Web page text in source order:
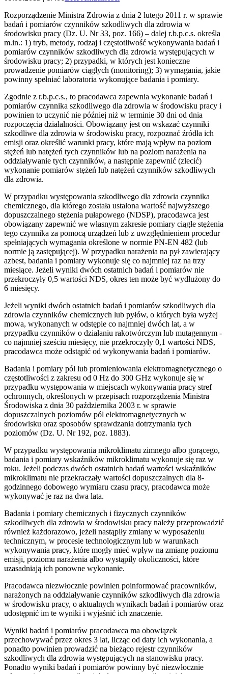
Rozporządzenie Ministra Zdrowia z dnia 2 lutego 2011 r. w sprawie
badań i pomiarów czynników szkodliwych dla zdrowia w
środowisku pracy (Dz. U. Nr 33, poz. 166) – dalej r.b.p.c.s. określa
m.in.: 1) tryb, metody, rodzaj i częstotliwość wykonywania badań i
pomiarów czynników szkodliwych dla zdrowia występujących w
środowisku pracy; 2) przypadki, w których jest konieczne
prowadzenie pomiarów ciągłych (monitoring); 3) wymagania, jakie
powinny spełniać laboratoria wykonujące badania i pomiary.
Zgodnie z r.b.p.c.s., to pracodawca zapewnia wykonanie badań i
pomiarów czynnika szkodliwego dla zdrowia w środowisku pracy i
powinien to uczynić nie później niż w terminie 30 dni od dnia
rozpoczęcia działalności. Obowiązany jest on wskazać czynniki
szkodliwe dla zdrowia w środowisku pracy, rozpoznać źródła ich
emisji oraz określić warunki pracy, które mają wpływ na poziom
stężeń lub natężeń tych czynników lub na poziom narażenia na
oddziaływanie tych czynników, a następnie zapewnić (zlecić)
wykonanie pomiarów stężeń lub natężeń czynników szkodliwych
dla zdrowia.
W przypadku występowania szkodliwego dla zdrowia czynnika
chemicznego, dla którego została ustalona wartość najwyższego
dopuszczalnego stężenia pułapowego (NDSP), pracodawca jest
obowiązany zapewnić we własnym zakresie pomiary ciągłe stężenia
tego czynnika za pomocą urządzeń lub z uwzględnieniem procedur
spełniających wymagania określone w normie PN-EN 482 (lub
normie ją zastępującej). W przypadku narażenia na pył zawierający
azbest, badania i pomiary wykonuje się co najmniej raz na trzy
miesiące. Jeżeli wyniki dwóch ostatnich badań i pomiarów nie
przekroczyły 0,5 wartości NDS, okres ten może być wydłużony do
6 miesięcy.
Jeżeli wyniki dwóch ostatnich badań i pomiarów szkodliwych dla
zdrowia czynników chemicznych lub pyłów, o których była wyżej
mowa, wykonanych w odstępie co najmniej dwóch lat, a w
przypadku czynników o działaniu rakotwórczym lub mutagennym -
co najmniej sześciu miesięcy, nie przekroczyły 0,1 wartości NDS,
pracodawca może odstąpić od wykonywania badań i pomiarów.
Badania i pomiary pól lub promieniowania elektromagnetycznego o
częstotliwości z zakresu od 0 Hz do 300 GHz wykonuje się w
przypadku występowania w miejscach wykonywania pracy stref
ochronnych, określonych w przepisach rozporządzenia Ministra
Środowiska z dnia 30 października 2003 r. w sprawie
dopuszczalnych poziomów pól elektromagnetycznych w
środowisku oraz sposobów sprawdzania dotrzymania tych
poziomów (Dz. U. Nr 192, poz. 1883).
W przypadku występowania mikroklimatu zimnego albo gorącego,
badania i pomiary wskaźników mikroklimatu wykonuje się raz w
roku. Jeżeli podczas dwóch ostatnich badań wartości wskaźników
mikroklimatu nie przekraczały wartości dopuszczalnych dla 8-
godzinnego dobowego wymiaru czasu pracy, pracodawca może
wykonywać je raz na dwa lata.
Badania i pomiary chemicznych i fizycznych czynników
szkodliwych dla zdrowia w środowisku pracy należy przeprowadzić
również każdorazowo, jeżeli nastąpiły zmiany w wyposażeniu
technicznym, w procesie technologicznym lub w warunkach
wykonywania pracy, które mogły mieć wpływ na zmianę poziomu
emisji, poziomu narażenia albo wystąpiły okoliczności, które
uzasadniają ich ponowne wykonanie.
Pracodawca niezwłocznie powinien poinformować pracowników,
narażonych na oddziaływanie czynników szkodliwych dla zdrowia
w środowisku pracy, o aktualnych wynikach badań i pomiarów oraz
udostępnić im te wyniki i wyjaśnić ich znaczenie.
Wyniki badań i pomiarów pracodawca ma obowiązek
przechowywać przez okres 3 lat, licząc od daty ich wykonania, a
ponadto powinien prowadzić na bieżąco rejestr czynników
szkodliwych dla zdrowia występujących na stanowisku pracy.
Ponadto wyniki badań i pomiarów powinny być niezwłocznie